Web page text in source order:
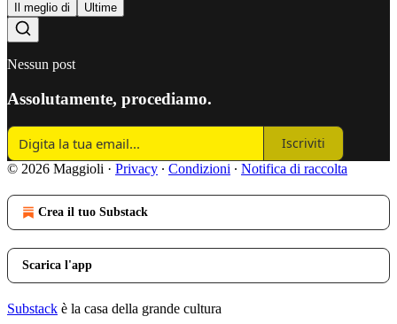
Il meglio di
Ultime
Nessun post
Assolutamente, procediamo.
Iscriviti
© 2026 Maggioli · Privacy ∙ Condizioni ∙ Notifica di raccolta
Crea il tuo Substack
Scarica l'app
Substack è la casa della grande cultura